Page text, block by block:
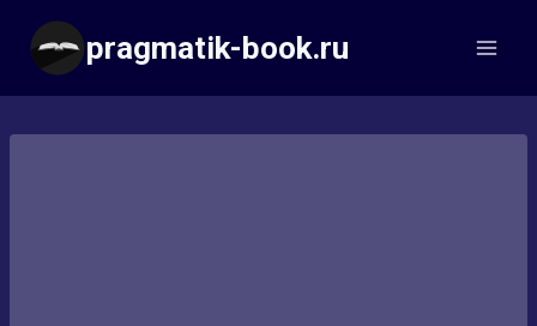
Перейти
содержимому
pragmatik-book.ru